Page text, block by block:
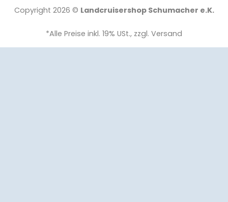
Copyright 2026 © Landcruisershop Schumacher e.K.
*Alle Preise inkl. 19% USt., zzgl. Versand